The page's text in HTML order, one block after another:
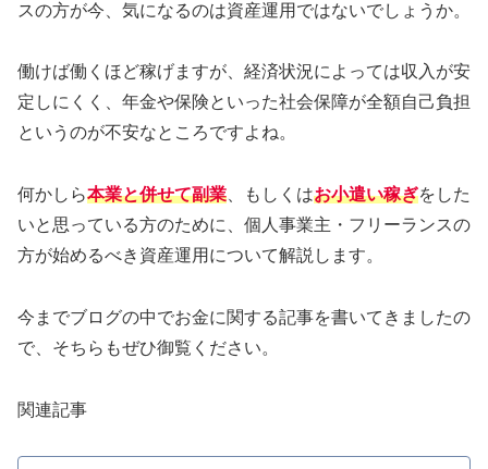
スの方が今、気になるのは資産運用ではないでしょうか。
働けば働くほど稼げますが、経済状況によっては収入が安
定しにくく、年金や保険といった社会保障が全額自己負担
というのが不安なところですよね。
何かしら本業と併せて副業 、もしくはお小遣い稼ぎをした
いと思っている方のために、個人事業主・フリーランスの
方が始めるべき資産運用について解説します。
今までブログの中でお金に関する記事を書いてきましたの
で、そちらもぜひ御覧ください。
関連記事